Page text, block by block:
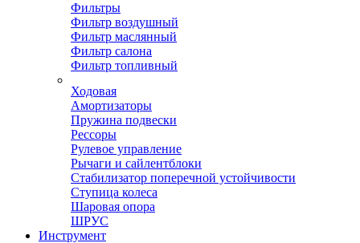
Фильтры
Фильтр воздушный
Фильтр маслянный
Фильтр салона
Фильтр топливный
Ходовая
Амортизаторы
Пружина подвески
Рессоры
Рулевое управление
Рычаги и сайлентблоки
Стабилизатор поперечной устойчивости
Ступица колеса
Шаровая опора
ШРУС
Инструмент